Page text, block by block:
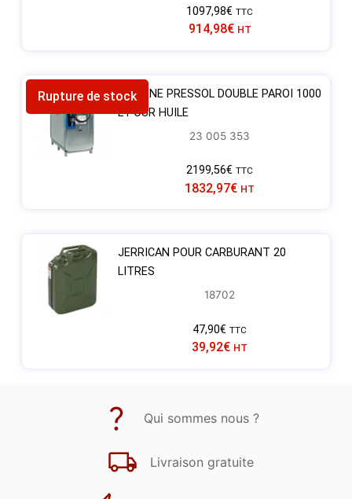
1097,98€ TTC
914,98€ HT
Rupture de stockCITERNE PRESSOL DOUBLE PAROI 1000
L POUR HUILE
23 005 353
2199,56€ TTC
1832,97€ HT
JERRICAN POUR CARBURANT 20
LITRES
18702
47,90€ TTC
39,92€ HT
Qui sommes nous ?
Livraison gratuite